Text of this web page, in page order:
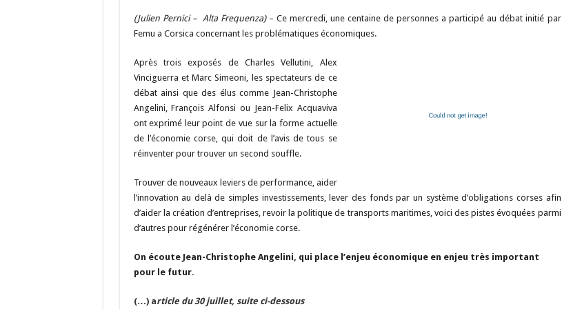
ac
e
o
o
k
u
es
ky
e
gr
a
m
a
c
h
at
ai
o
p
y
Li
n
k
as
to
nt
er at m
e
d
m
ai
ar
ta
(Julien Pernici – Alta Frequenza)– Ce mercredi, une centaine de personnes a participé au débat initié par
Femu a Corsica concernant les problématiques économiques.
Après trois exposés de Charles Vellutini, Alex
Vinciguerra et Marc Simeoni, les spectateurs de ce
débat ainsi que des élus comme Jean-Christophe
Angelini, François Alfonsi ou Jean-Felix Acquaviva
ont exprimé leur point de vue sur la forme actuelle
de l’économie corse, qui doit de l’avis de tous se
réinventer pour trouver un second souffle.
Trouver de nouveaux leviers de performance, aider
l’innovation au delà de simples investissements, lever des fonds par un système d’obligations corses afin
d’aider la création d’entreprises, revoir la politique de transports maritimes, voici des pistes évoquées parmi
d’autres pour régénérer l’économie corse.
On écoute Jean-Christophe Angelini, qui place l’enjeu économique en enjeu très important
pour le futur.
(…) article du 30 juillet, suite ci-dessous